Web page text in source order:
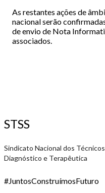
As restantes ações de
nacional serão
de envio de Nota
associados.
STSS
Sindicato Nacional dos
Diagnóstico e Terapêutica
#JuntosConstruímosFuturo